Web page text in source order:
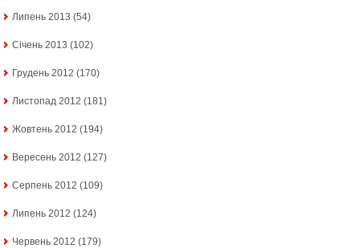
Липень 2013 (54)
Січень 2013 (102)
Грудень 2012 (170)
Листопад 2012 (181)
Жовтень 2012 (194)
Вересень 2012 (127)
Серпень 2012 (109)
Липень 2012 (124)
Червень 2012 (179)